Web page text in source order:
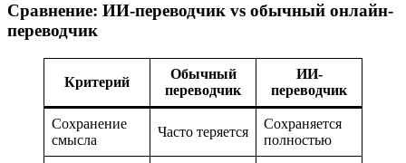
Сравнение: ИИ-переводчик vs обычный онлайн-
переводчик
Критерий
Обычный
переводчик
ИИ-
переводчик
Сохранение
смысла
Часто теряется
Сохраняется
полностью